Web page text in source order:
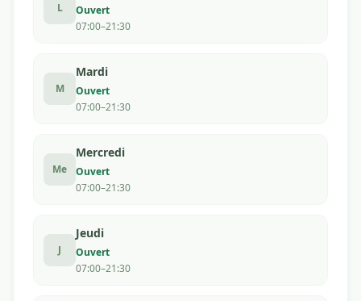
L
Ouvert
07:00–21:30
M
Mardi
Ouvert
07:00–21:30
Me
Mercredi
Ouvert
07:00–21:30
J
Jeudi
Ouvert
07:00–21:30